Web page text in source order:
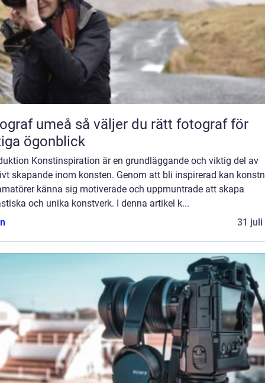
så väljer du rätt fotograf för
ögonblick
Konstinspiration är en grundläggande och viktig del av
skapande inom konsten. Genom att bli inspirerad kan
känna sig motiverade och uppmuntrade att skapa
och unika konstverk. I denna artikel k...
31 juli